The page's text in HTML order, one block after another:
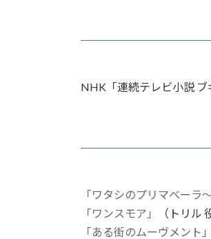
NHK「連続テレビ小説 ブ
「ワタシのプリマベーラ
「ワンスモア」
（トリル
「ある街のムーヴメント」